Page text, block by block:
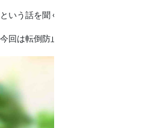
という話を聞くこともあります。
今回は転倒防止としての手すりを、玄関に